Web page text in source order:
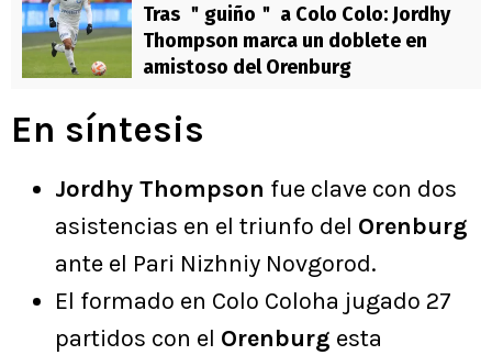
Tras ＂guiño＂ a Colo Colo: Jordhy
Thompson marca un doblete en
amistoso del Orenburg
En síntesis
Jordhy Thompson fue clave con dos
asistencias en el triunfo del Orenburg
ante el Pari Nizhniy Novgorod.
El formado en Colo Coloha jugado 27
partidos con el Orenburg esta